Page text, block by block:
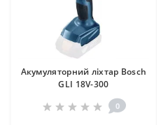
Акумуляторний ліхтар Bosch
GLI 18V-300
0